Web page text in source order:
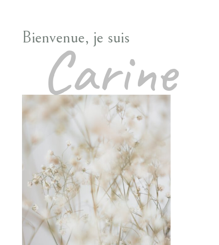
Bienvenue, je suis
Carine